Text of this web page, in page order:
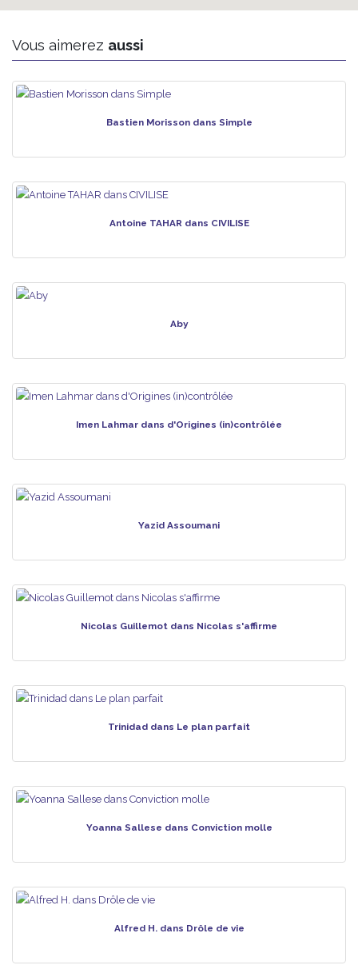
Vous aimerez aussi
Bastien Morisson dans Simple
Antoine TAHAR dans CIVILISE
Aby
Imen Lahmar dans d'Origines (in)contrôlée
Yazid Assoumani
Nicolas Guillemot dans Nicolas s'affirme
Trinidad dans Le plan parfait
Yoanna Sallese dans Conviction molle
Alfred H. dans Drôle de vie